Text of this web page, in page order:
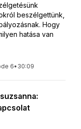
beszélgettünk,
Hogy
hatása van
6• 30:09